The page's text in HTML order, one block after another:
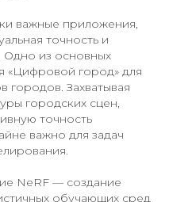
важные приложения,
точность и
Одно из основных
«Цифровой город» для
городов. Захватывая
городских сцен,
точность
важно для задач
NeRF — создание
обучающих сред